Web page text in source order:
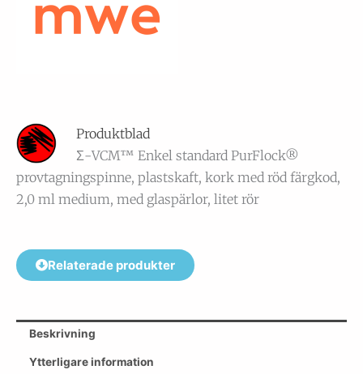
Produktblad
Σ-VCM™ Enkel standard PurFlock®
provtagningspinne, plastskaft, kork med röd färgkod,
2,0 ml medium, med glaspärlor, litet rör
Relaterade produkter
Beskrivning
Ytterligare information